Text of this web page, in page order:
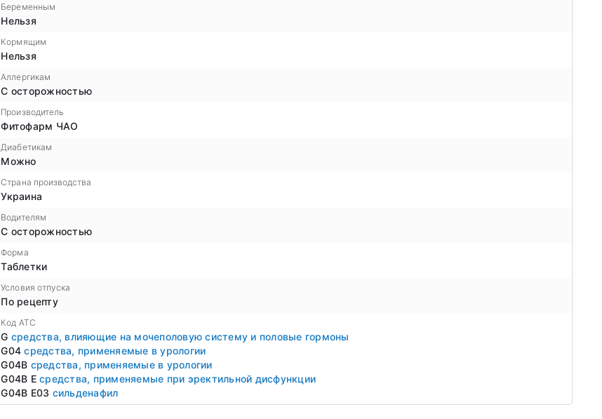
Беременным
Нельзя
Кормящим
Нельзя
Аллергикам
С осторожностью
Производитель
Фитофарм ЧАО
Диабетикам
Можно
Страна производства
Украина
Водителям
С осторожностью
Форма
Таблетки
Условия отпуска
По рецепту
Код ATC
G средства, влияющие на мочеполовую систему и половые гормоны
G04средства, применяемые в урологии
G04B средства, применяемые в урологии
G04B Eсредства, применяемые при эректильной дисфункции
G04B E03 сильденафил